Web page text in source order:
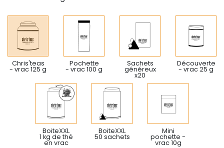
Chris'teas
- vrac 125 g
Pochette
- vrac 100 g
Sachets
généreux
x20
Découverte
- vrac 25 g
BoiteXXL
1 kg de thé
en vrac
BoiteXXL
50 sachets
Mini
pochette -
vrac 10g